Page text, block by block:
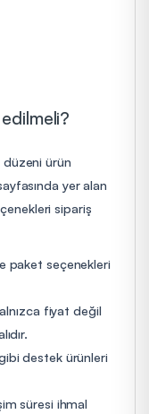
düzeni ürün
yer alan
sipariş
paket seçenekleri
fiyat değil
destek ürünleri
süresi ihmal